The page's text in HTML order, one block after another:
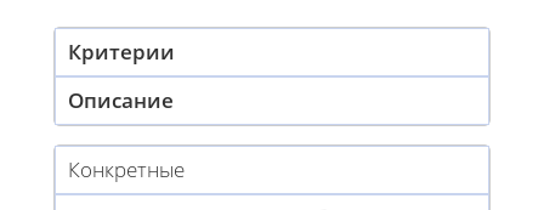
Критерии
Описание
Конкретные